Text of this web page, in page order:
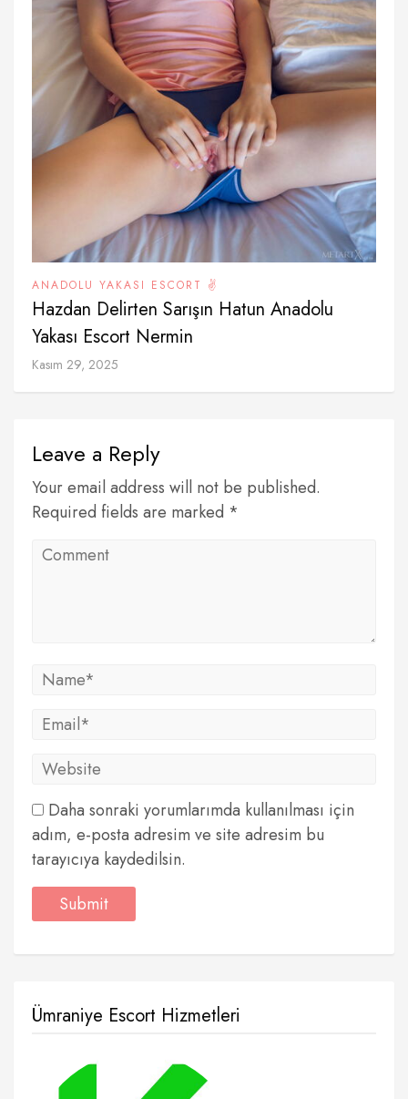
ANADOLU YAKASI ESCORT ✌️
Hazdan Delirten Sarışın Hatun Anadolu
Yakası Escort Nermin
Kasım 29, 2025
Leave a Reply
Your email address will not be published.
Required fields are marked *
Daha sonraki yorumlarımda kullanılması için
adım, e-posta adresim ve site adresim bu
tarayıcıya kaydedilsin.
Ümraniye Escort Hizmetleri